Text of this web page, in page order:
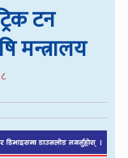
टन
मन्त्रालय